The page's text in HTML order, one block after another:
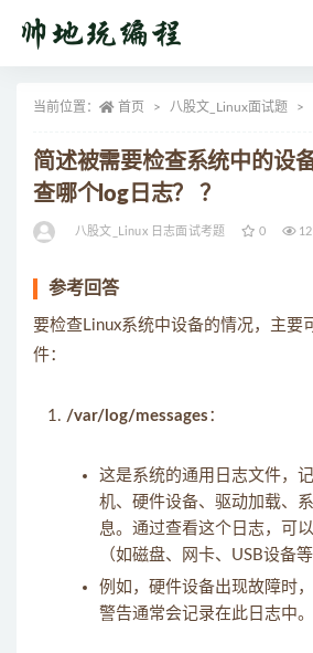
当前位置： 首页 八股文_Linux面试题
简述被需要检查系统中的设
查哪个log日志？ ？
八股文_Linux 日志面试考题 0
参考回答
要检查Linux系统中设备的情况，主要
件：
/var/log/messages ：
这是系统的通用日志文件，
机、硬件设备、驱动加载、
息。通过查看这个日志，可
（如磁盘、网卡、USB设备
例如，硬件设备出现故障时
警告通常会记录在此日志中。